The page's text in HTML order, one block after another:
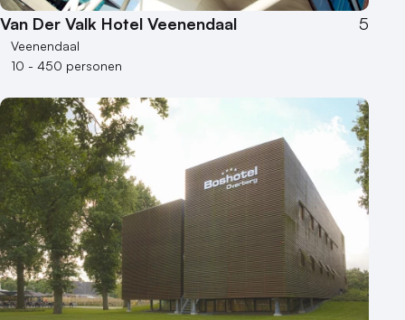
Van Der Valk Hotel Veenendaal 5
Veenendaal
10 - 450 personen